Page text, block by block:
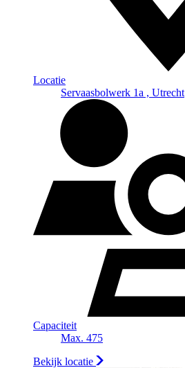
Locatie
Servaasbolwerk 1a , Utrecht
Capaciteit
Max. 475
Bekijk locatie